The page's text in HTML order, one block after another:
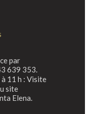
par
639 353.
à 11 h : Visite
site
Elena.